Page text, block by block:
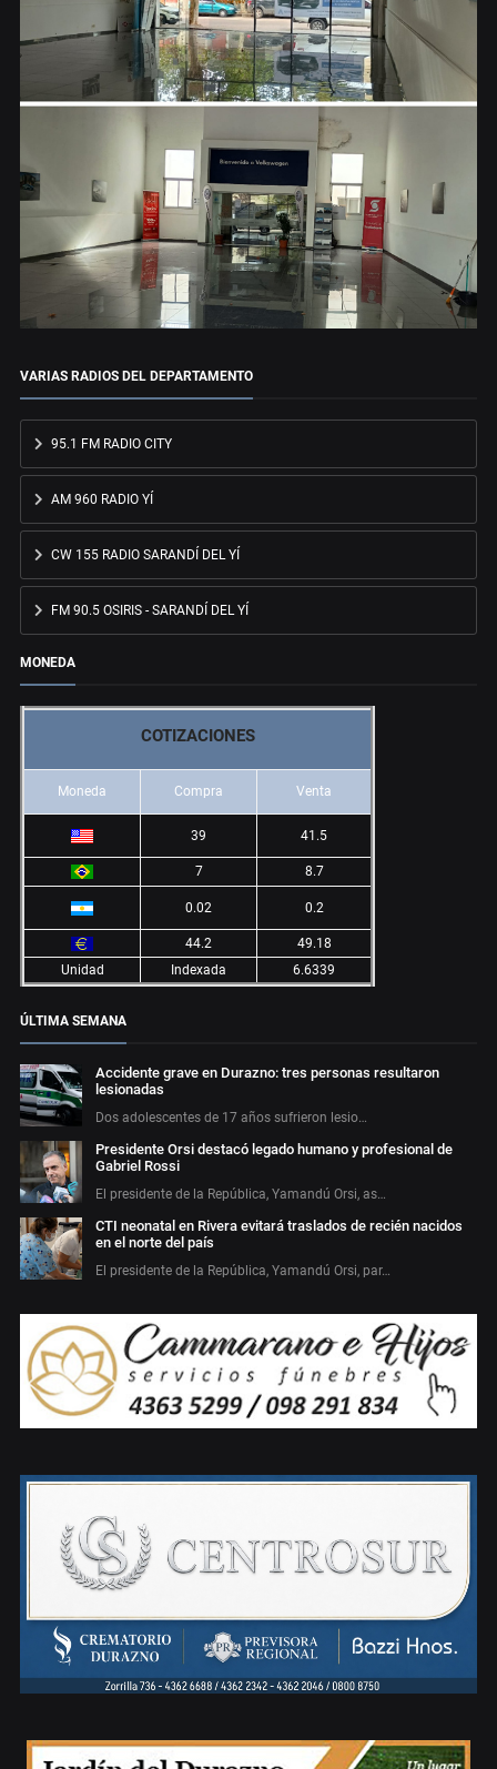
VARIAS RADIOS DEL DEPARTAMENTO
95.1 FM RADIO CITY
AM 960 RADIO YÍ
CW 155 RADIO SARANDÍ DEL YÍ
FM 90.5 OSIRIS - SARANDÍ DEL YÍ
MONEDA
COTIZACIONES
Moneda Compra Venta
39 41.5
7 8.7
0.02 0.2
44.2
49.18
Unidad
Indexada 6.6339
ÚLTIMA SEMANA
Accidente grave en Durazno: tres personas resultaron
lesionadas
Dos adolescentes de 17 años sufrieron lesio…
Presidente Orsi destacó legado humano y profesional de
Gabriel Rossi
El presidente de la República, Yamandú Orsi, as…
CTI neonatal en Rivera evitará traslados de recién nacidos
en el norte del país
El presidente de la República, Yamandú Orsi, par…